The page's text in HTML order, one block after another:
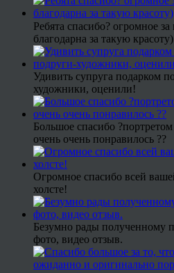
Ребята спасибо? огромное
благодарна за такую красоту)
Удивить супруга подарком
художники, оценили!
Большое спасибо
очень очень понравилось ??
Огромное спасибо всей
холсте!
Безумно рады полученному
фото, видео отзыв.